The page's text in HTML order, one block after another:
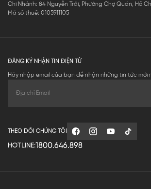
Chi Nhánh: 84 Nguyễn Trãi, Phường Chợ Quán, Hồ
Mã số thuế: 0105911105
ĐĂNG KÝ NHẬN TIN ĐIỆN TỬ
Hãy nhập email của bạn để nhận những tin tức mới
THEO DÕI CHÚNG TÔI
HOTLINE:1800.646.898